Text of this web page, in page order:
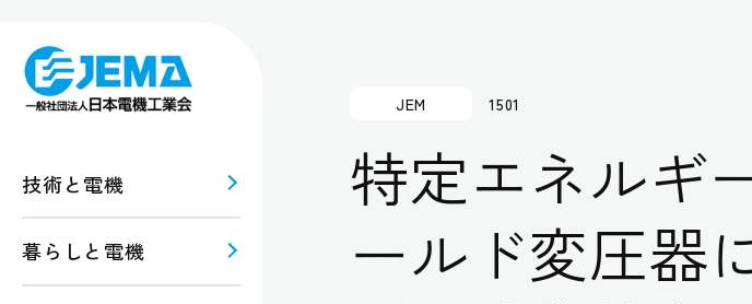
技術と電機
暮らしと電機
ギー
JEM 1501
特定エネルギ
ールド変圧器